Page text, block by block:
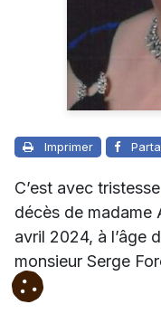
Imprimer
C’est avec
décès de madame
avril 2024, à l’âge
monsieur Serge